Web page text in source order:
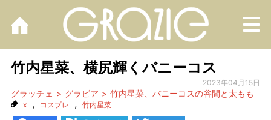
竹内星菜、横尻輝くバニーコス
2023年04月15日
グラッチェ グラビア 竹内星菜、バニーコスの谷間と太もも
x , コスプレ , 竹内星菜